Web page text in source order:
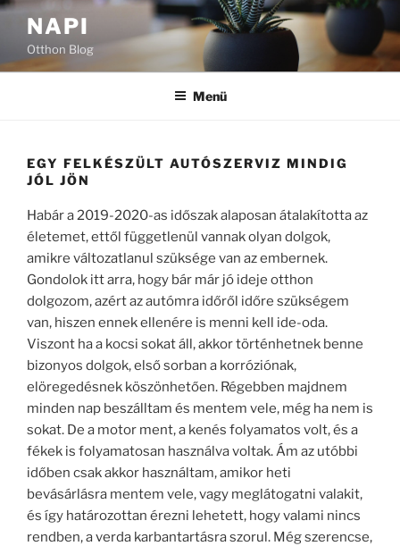
Tartalomhoz
NAPI
Otthon Blog
Menü
EGY FELKÉSZÜLT AUTÓSZERVIZ MINDIG
JÓL JÖN
Habár a 2019-2020-as időszak alaposan átalakította az
életemet, ettől függetlenül vannak olyan dolgok,
amikre változatlanul szüksége van az embernek.
Gondolok itt arra, hogy bár már jó ideje otthon
dolgozom, azért az autómra időről időre szükségem
van, hiszen ennek ellenére is menni kell ide-oda.
Viszont ha a kocsi sokat áll, akkor történhetnek benne
bizonyos dolgok, első sorban a korróziónak,
elöregedésnek köszönhetően. Régebben majdnem
minden nap beszálltam és mentem vele, még ha nem is
sokat. De a motor ment, a kenés folyamatos volt, és a
fékek is folyamatosan használva voltak. Ám az utóbbi
időben csak akkor használtam, amikor heti
bevásárlásra mentem vele, vagy meglátogatni valakit,
és így határozottan érezni lehetett, hogy valami nincs
rendben, a verda karbantartásra szorul. Még szerencse,